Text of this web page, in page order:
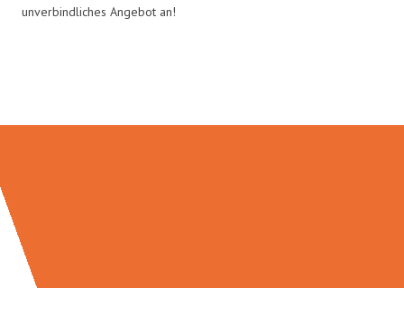
unverbindliches Angebot an!